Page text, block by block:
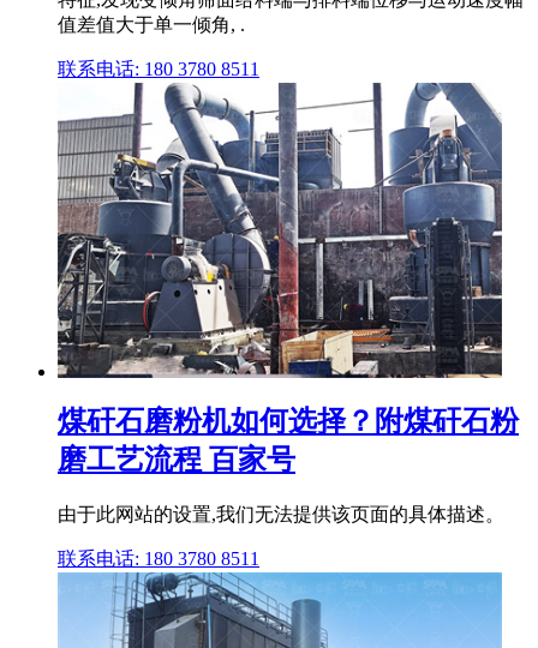
值差值大于单一倾角, .
联系电话: 180 3780 8511
煤矸石磨粉机如何选择？附煤矸石粉
磨工艺流程 百家号
由于此网站的设置,我们无法提供该页面的具体描述。
联系电话: 180 3780 8511